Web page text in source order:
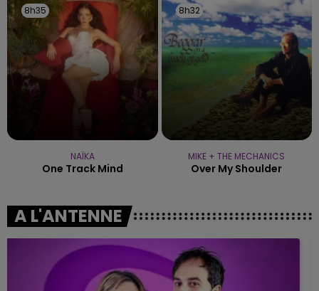
8h35
8h35
NAÏKA
One Track Mind
8h32
8h32
MIKE + THE MECHANICS
Over My Shoulder
A L'ANTENNE